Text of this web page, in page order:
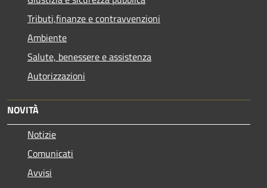
Tributi,finanze e contravvenzioni
Ambiente
Salute, benessere e assistenza
Autorizzazioni
NOVITÀ
Notizie
Comunicati
Avvisi